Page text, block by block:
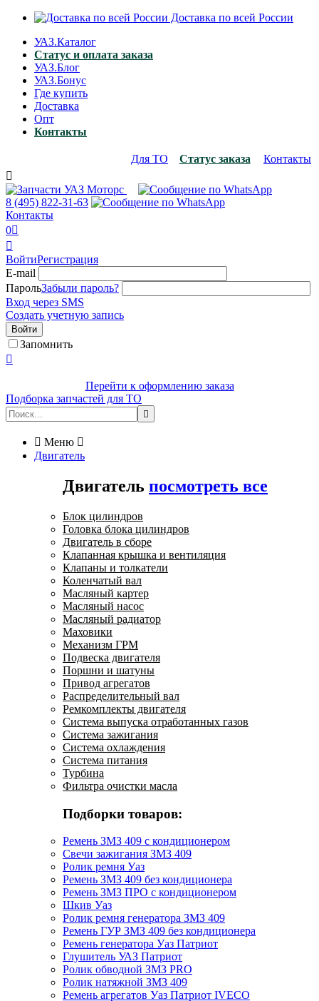
Доставка по всей России
УАЗ.Каталог
Статус и оплата заказа
УАЗ.Блог
УАЗ.Бонус
Где купить
Доставка
Опт
Контакты
Для ТО Статус заказа
Контакты

8 (495) 822-31-63
Контакты
0

ВойтиРегистрация
E-mail
ПарольЗабыли пароль?
Вход через SMS
Создать учетную запись
Войти
Запомнить

Перейти к оформлению заказа
Подборка запчастей для ТО

 Меню 
Двигатель
Двигатель посмотреть все
Блок цилиндров
Головка блока цилиндров
Двигатель в сборе
Клапанная крышка и вентиляция
Клапаны и толкатели
Коленчатый вал
Масляный картер
Масляный насос
Масляный радиатор
Маховики
Механизм ГРМ
Подвеска двигателя
Поршни и шатуны
Привод агрегатов
Распределительный вал
Ремкомплекты двигателя
Система выпуска отработанных газов
Система зажигания
Система охлаждения
Система питания
Турбина
Фильтра очистки масла
Подборки товаров:
Ремень ЗМЗ 409 с кондиционером
Свечи зажигания ЗМЗ 409
Ролик ремня Уаз
Ремень ЗМЗ 409 без кондиционера
Ремень ЗМЗ ПРО с кондиционером
Шкив Уаз
Ролик ремня генератора ЗМЗ 409
Ремень ГУР ЗМЗ 409 без кондиционера
Ремень генератора Уаз Патриот
Глушитель УАЗ Патриот
Ролик обводной ЗМЗ PRO
Ролик натяжной ЗМЗ 409
Ремень агрегатов Уаз Патриот IVECO